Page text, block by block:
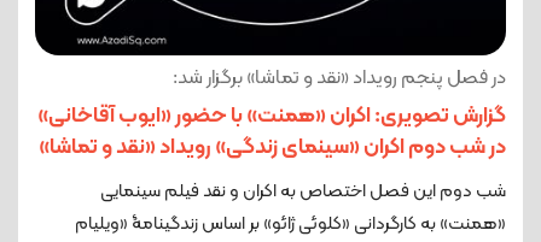
در فصل پنجم رویداد «نقد و تماشا» برگزار شد:
گزارش تصویری: اکران «همنت» با حضور «ایوب آقاخانی»
در شب دوم اکران «سینمای زندگی» رویداد «نقد و تماشا»
شب دوم این فصل اختصاص به اکران و نقد فیلم سینمایی
«همنت» به کارگردانی «کلوئی ژائو» بر اساس زندگینامۀ «ویلیام